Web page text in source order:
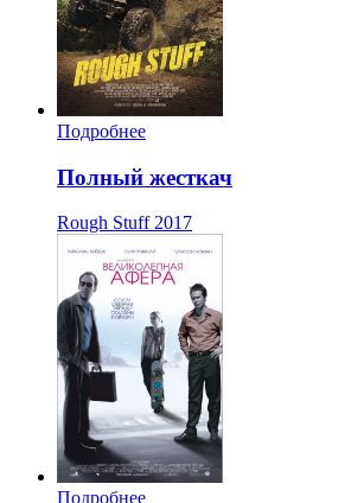
Подробнее
Полный жесткач
Rough Stuff 2017
Подробнее